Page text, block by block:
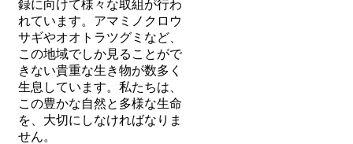
録に向けて様々な取組が行わ
れています。アマミノクロウ
サギやオオトラツグミなど、
この地域でしか見ることがで
きない貴重な生き物が数多く
生息しています。私たちは、
この豊かな自然と多様な生命
を、大切にしなければなりま
せん。